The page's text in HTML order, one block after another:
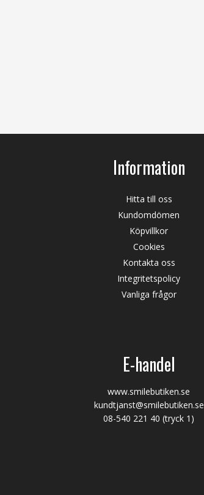
Information
Hitta till oss
Kundomdömen
Köpvillkor
Cookies
Kontakta oss
Integritetspolicy
Vanliga frågor
E-handel
www.smilebutiken.se
kundtjanst@smilebutiken.se
08-540 221 40 (tryck 1)